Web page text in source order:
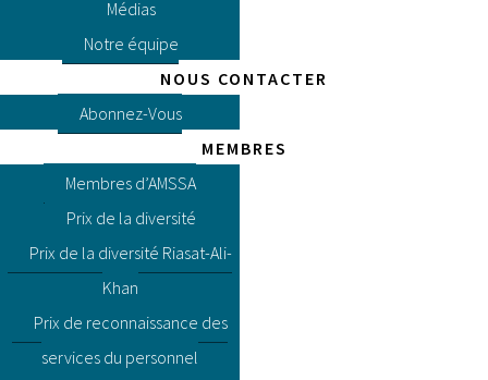
Médias
Notre équipe
NOUS CONTACTER
Abonnez-Vous
MEMBRES
Membres d’AMSSA
Prix de la diversité
Prix de la diversité Riasat-Ali-
Khan
Prix de reconnaissance des
services du personnel